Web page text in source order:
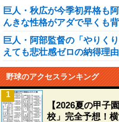
巨人・秋広が今季初昇格も
んきな性格がアダで早くも
巨人・阿部監督の「やりく
えても悲壮感ゼロの納得理由
野球のアクセスランキング
【2026夏の甲子
校」完全予想！
1